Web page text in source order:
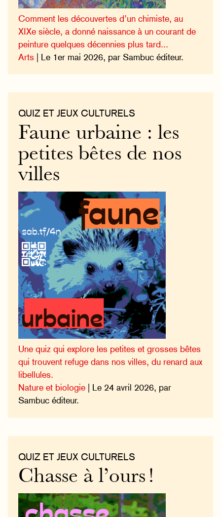
Comment les découvertes d’un chimiste, au
XIXe siècle, a donné naissance à un courant de
peinture quelques décennies plus tard...
Arts | Le 1er mai 2026, par Sambuc éditeur.
QUIZ ET JEUX CULTURELS
Faune urbaine : les
petites bêtes de nos
villes
Une quiz qui explore les petites et grosses bêtes
qui trouvent refuge dans nos villes, du renard aux
libellules.
Nature et biologie | Le 24 avril 2026, par
Sambuc éditeur.
QUIZ ET JEUX CULTURELS
Chasse à l’ours !